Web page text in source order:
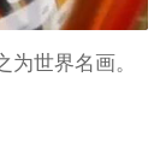
世界名画。